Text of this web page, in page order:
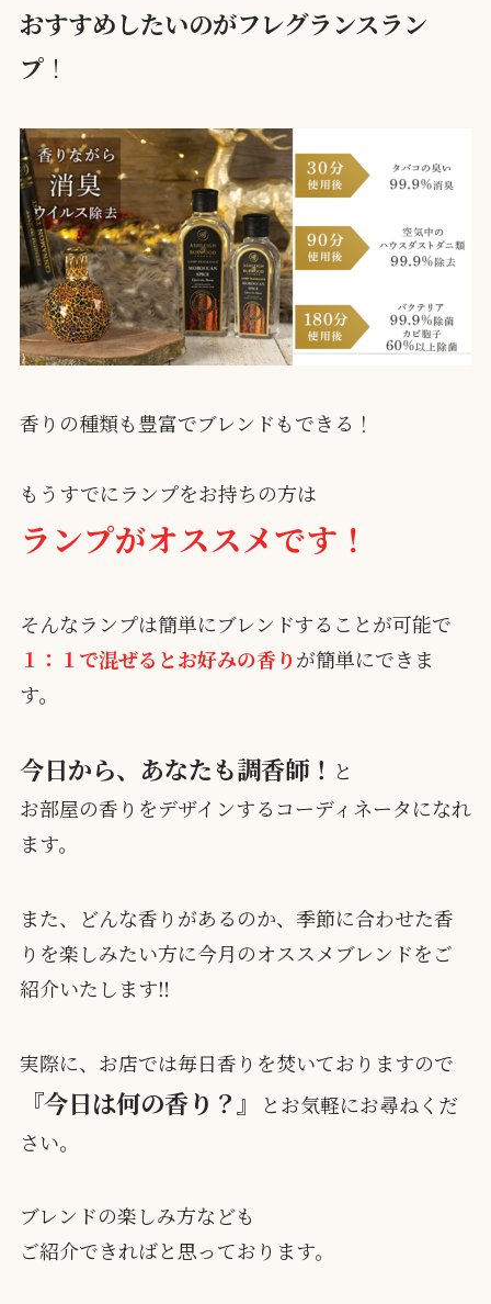
おすすめしたいのがフレグランスラン
プ！
香りの種類も豊富でブレンドもできる！
もうすでにランプをお持ちの方は
ランプがオススメです！
そんなランプは簡単にブレンドすることが可能で
１：１で混ぜるとお好みの香りが簡単にできま
す。
今日から、あなたも調香師！ と
お部屋の香りをデザインするコーディネータになれ
ます。
また、どんな香りがあるのか、季節に合わせた香
りを楽しみたい方に今月のオススメブレンドをご
紹介いたします‼
実際に、お店では毎日香りを焚いておりますので
『今日は何の香り？』
とお気軽にお尋ねくだ
さい。
ブレンドの楽しみ方なども
ご紹介できればと思っております。